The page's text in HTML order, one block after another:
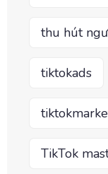
thu hút
tiktokads
TikTok